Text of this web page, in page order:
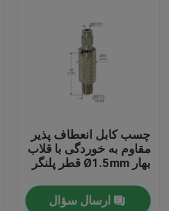
درباره ما
تور کارخانه
چسب کابل انعطاف پذیر
مقاوم به خوردگی با قلاب
بهار Ø1.5mm قطر پلنگر
ارسال سؤال